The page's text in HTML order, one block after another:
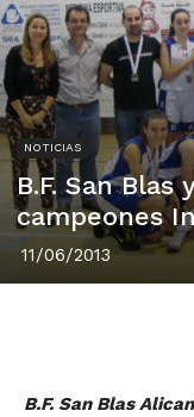
NOTICIAS
B.F. San Blas
campeones
11/06/2013
B.F. San Blas